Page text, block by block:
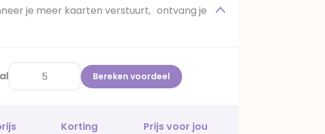
je meer kaarten verstuurt, ontvang je
Bereken voordeel
Korting
Prijs voor jou